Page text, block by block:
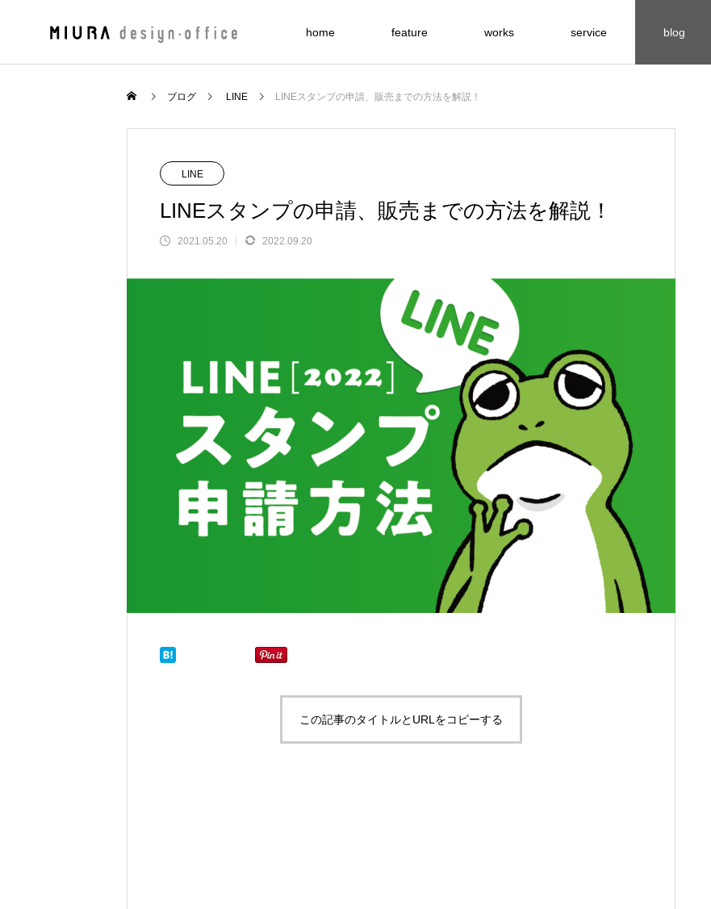
home feature works service blog
FEATURE
デザインの独学に必要なこと 解像度350dpiの仕組みの謎
バナーデザインの作り方・特集
2022.11.17
箇条書きの基本とアイデア
2022.11.11
2022.10.23
漢字も使えるカワイイ日本語フリーフ
ォント【無料・商用OK】
2022.10.18
2022.10.23
数字と文字情報を美しく魅せる文字組
み
2022.10.14
ブログ LINE LINEスタンプの申請、販売までの方法を解説！
LINE
LINEスタンプの申請、販売までの方法を解説！
2021.05.20 2022.09.20
この記事のタイトルとURLをコピーする